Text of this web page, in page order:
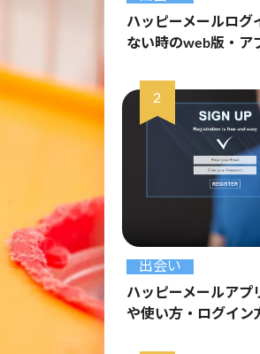
ハッピーメールログ
ない時のweb版・ア
出会い
ハッピーメールアプ
や使い方・ログイン